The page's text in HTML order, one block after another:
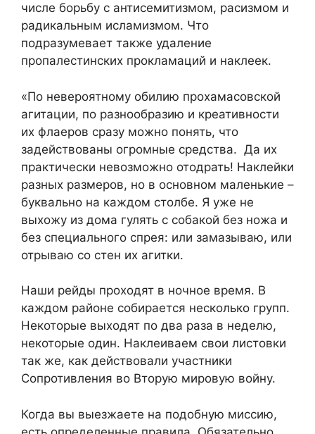
числе борьбу с антисемитизмом, расизмом и
радикальным исламизмом. Что
подразумевает также удаление
пропалестинских прокламаций и наклеек.
«По невероятному обилию прохамасовской
агитации, по разнообразию и креативности
их флаеров сразу можно понять, что
задействованы огромные средства. Да их
практически невозможно отодрать! Наклейки
разных размеров, но в основном маленькие –
буквально на каждом столбе. Я уже не
выхожу из дома гулять с собакой без ножа и
без специального спрея: или замазываю, или
отрываю со стен их агитки.
Наши рейды проходят в ночное время. В
каждом районе собирается несколько групп.
Некоторые выходят по два раза в неделю,
некоторые один. Наклеиваем свои листовки
так же, как действовали участники
Сопротивления во Вторую мировую войну.
Когда вы выезжаете на подобную миссию,